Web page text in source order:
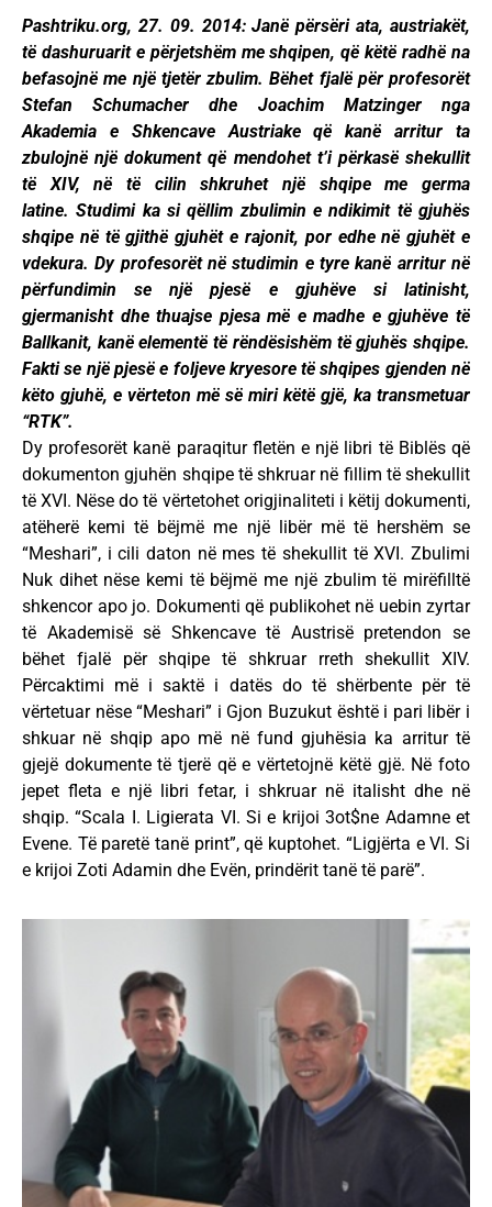
Pashtriku.org, 27. 09. 2014: Janë përsëri ata, austriakët,
të dashuruarit e përjetshëm me shqipen, që këtë radhë na
befasojnë me një tjetër zbulim. Bëhet fjalë për profesorët
Stefan Schumacher dhe Joachim Matzinger nga
Akademia e Shkencave Austriake që kanë arritur ta
zbulojnë një dokument që mendohet t’i përkasë shekullit
të XIV, në të cilin shkruhet një shqipe me germa
latine.Studimi ka si qëllim zbulimin e ndikimit të gjuhës
shqipe në të gjithë gjuhët e rajonit, por edhe në gjuhët e
vdekura. Dy profesorët në studimin e tyre kanë arritur në
përfundimin se një pjesë e gjuhëve si latinisht,
gjermanisht dhe thuajse pjesa më e madhe e gjuhëve të
Ballkanit, kanë elementë të rëndësishëm të gjuhës shqipe.
Fakti se një pjesë e foljeve kryesore të shqipes gjenden në
këto gjuhë, e vërteton më së miri këtë gjë, ka transmetuar
“RTK”.
Dy profesorët kanë paraqitur fletën e një libri të Biblës që
dokumenton gjuhën shqipe të shkruar në fillim të shekullit
të XVI. Nëse do të vërtetohet origjinaliteti i këtij dokumenti,
atëherë kemi të bëjmë me një libër më të hershëm se
“Meshari”, i cili daton në mes të shekullit të XVI. Zbulimi
Nuk dihet nëse kemi të bëjmë me një zbulim të mirëfilltë
shkencor apo jo. Dokumenti që publikohet në uebin zyrtar
të Akademisë së Shkencave të Austrisë pretendon se
bëhet fjalë për shqipe të shkruar rreth shekullit XIV.
Përcaktimi më i saktë i datës do të shërbente për të
vërtetuar nëse “Meshari” i Gjon Buzukut është i pari libër i
shkuar në shqip apo më në fund gjuhësia ka arritur të
gjejë dokumente të tjerë që e vërtetojnë këtë gjë. Në foto
jepet fleta e një libri fetar, i shkruar në italisht dhe në
shqip. “Scala I. Ligierata VI. Si e krijoi 3ot$ne Adamne et
Evene. Të paretë tanë print”, që kuptohet. “Ligjërta e VI. Si
e krijoi Zoti Adamin dhe Evën, prindërit tanë të parë”.